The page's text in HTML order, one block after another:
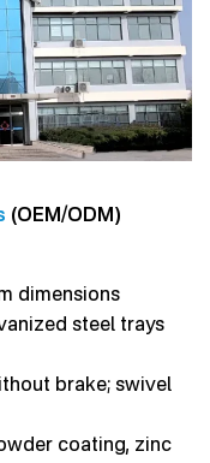
(OEM/ODM)
dimensions
steel trays
brake; swivel
coating, zinc